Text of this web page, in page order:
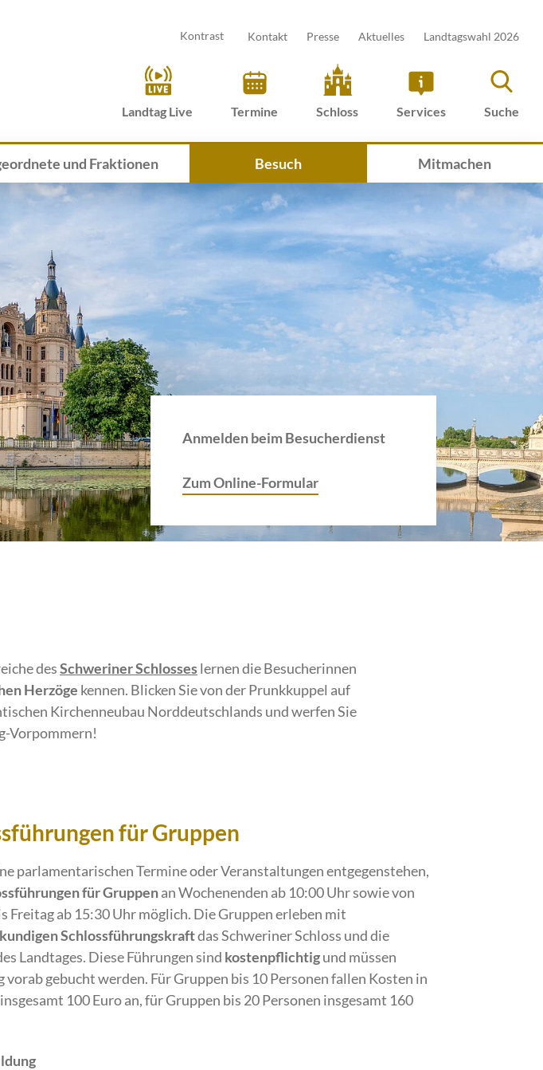
Kontrast Kontakt Presse Aktuelles Landtagswahl 2026
Landtag Live Termine Schloss Services Suche
und Fraktionen Besuch Mitmachen
Anmelden beim Besucherdienst
Zum Online-Formular
desSchweriner Schlosseslernen die Besucherinnen
Herzöge kennen. Blicken Sie von der Prunkkuppel auf
Kirchenneubau Norddeutschlands und werfen Sie
Vorpommern!
für Gruppen
parlamentarischen Termine oder Veranstaltungen entgegenstehen,
für Gruppenan Wochenenden ab 10:00 Uhr sowie von
Freitag ab 15:30 Uhr möglich. Die Gruppen erleben mit
Schlossführungskraftdas Schweriner Schloss und die
Landtages. Diese Führungen sind kostenpflichtigund müssen
vorab gebucht werden. Für Gruppen bis 10 Personen fallen Kosten in
100 Euro an, für Gruppen bis 20 Personen insgesamt 160